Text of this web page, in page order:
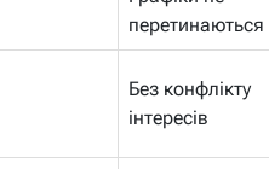
перетинаються
Без конфлікту
інтересів